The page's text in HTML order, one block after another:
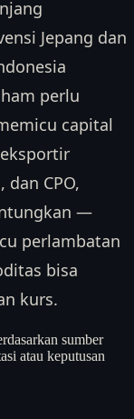
Jepang dan
perlu
capital
CPO,
—
perlambatan
bisa
kurs.
sumber
atau keputusan